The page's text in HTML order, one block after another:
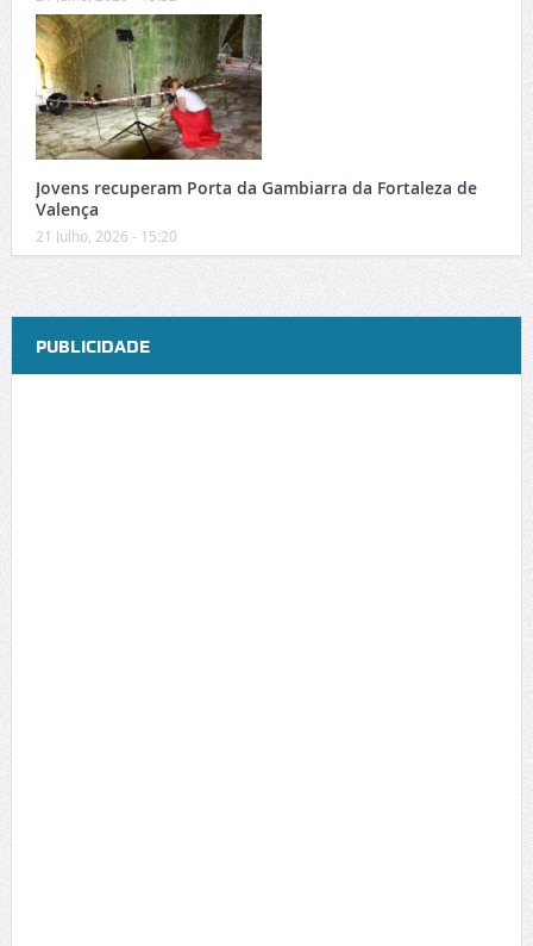
Jovens recuperam Porta da Gambiarra da Fortaleza de
Valença
21 Julho, 2026 - 15:20
PUBLICIDADE